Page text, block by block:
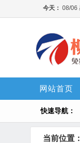
网站首页
快速导航：
当前位置：